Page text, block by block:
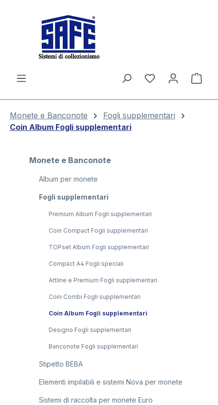
Il
Monete e Banconote
Fogli supplementari
Coin Album Fogli supplementari
Monete e Banconote
Album per monete
Fogli supplementari
Premium Album Fogli supplementari
Coin Compact Fogli supplementari
TOPset Album Fogli supplementari
Compact A4 Fogli speciali
Artline e Premium Fogli supplementari
Coin Combi Fogli supplementari
Coin Album Fogli supplementari
Designo Fogli supplementari
Banconote Fogli supplementari
Stipetto BEBA
Elementi impilabili e sistemi Nova per monete
Sistemi di raccolta per monete Euro